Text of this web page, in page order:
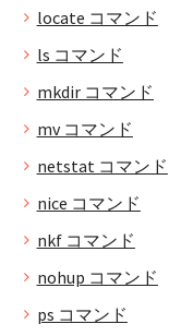
locate コマンド
ls コマンド
mkdir コマンド
mv コマンド
netstat コマンド
nice コマンド
nkf コマンド
nohup コマンド
ps コマンド